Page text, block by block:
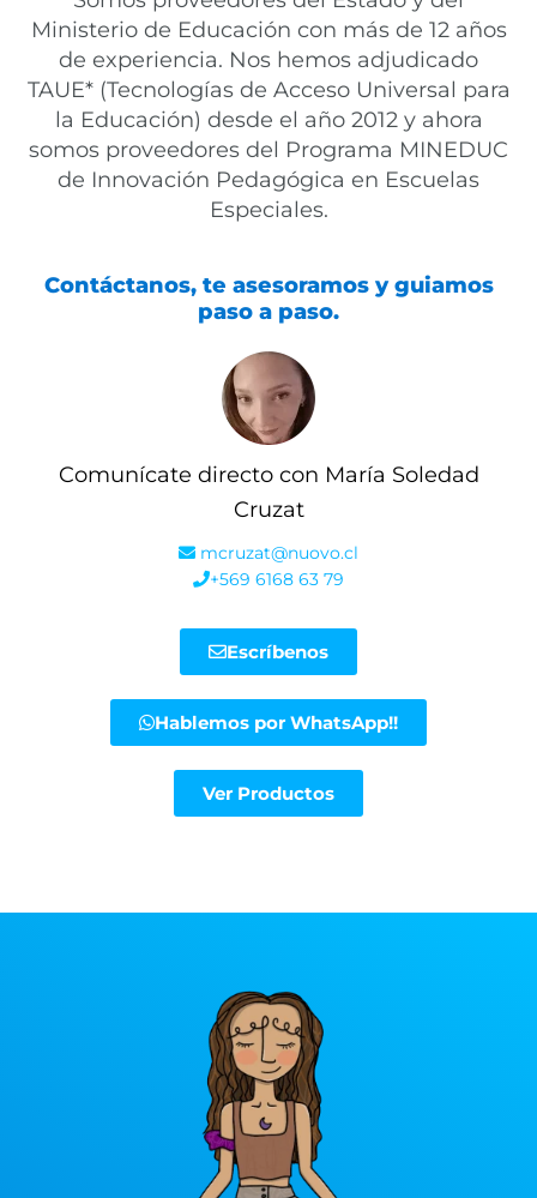
Ministerio de Educación con más de 12 años
de experiencia. Nos hemos adjudicado
TAUE* (Tecnologías de Acceso Universal para
la Educación) desde el año 2012 y ahora
somos proveedores del Programa MINEDUC
de Innovación Pedagógica en Escuelas
Especiales.
Contáctanos, te asesoramos y guiamos
paso a paso.
Comunícate directo con María Soledad
Cruzat
mcruzat@nuovo.cl
+569 6168 63 79
Escríbenos
Hablemos por WhatsApp!!
Ver Productos